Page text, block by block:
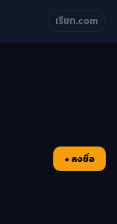
เรียก.com
+ ลงชื่อ